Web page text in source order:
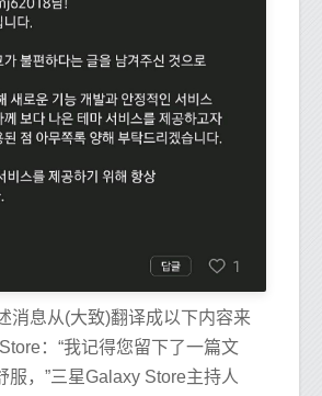
消息从(大致)翻译成以下内容来
：“我记得您留下了一篇文
服，”三星Galaxy Store主持人